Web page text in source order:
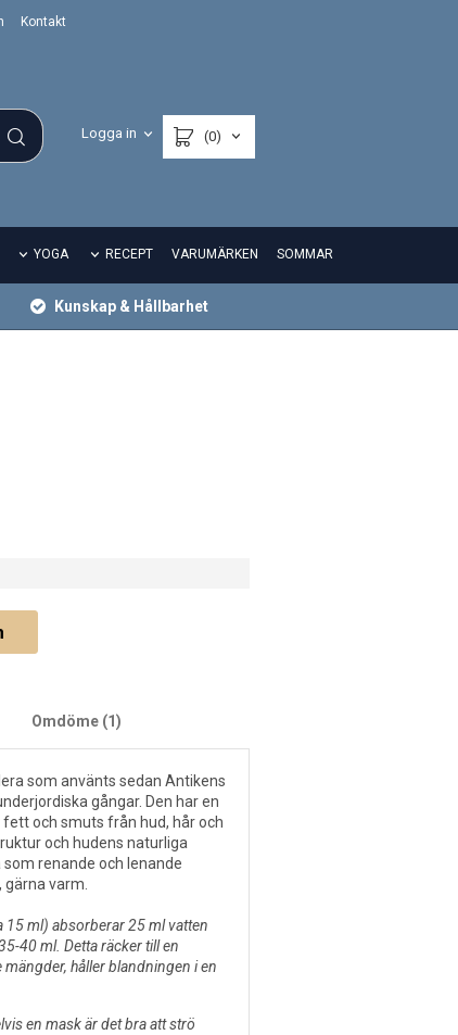
Kontakt
Logga in (0)
YOGA RECEPT VARUMÄRKEN SOMMAR
Kunskap & Hållbarhet
Omdöme (1)
som använts sedan Antikens
gångar. Den har en
och smuts från hud, hår och
och hudens naturliga
renande och lenande
gärna varm.
15 ml) absorberar 25 ml vatten
40 ml. Detta räcker till en
håller blandningen i en
en mask är det bra att strö